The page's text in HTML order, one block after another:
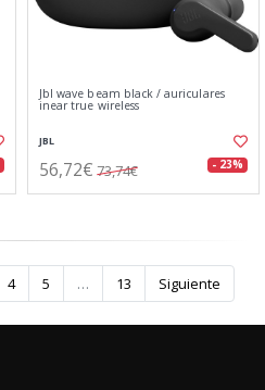
Jbl wave beam black / auriculares
inear true wireless
JBL
56,72€ 73,74€ - 23%
4 5 … 13 Siguiente